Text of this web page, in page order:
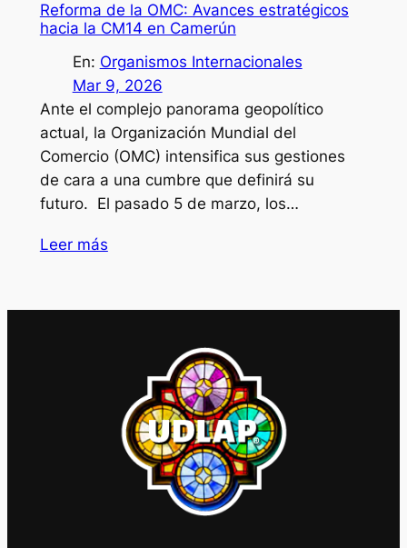
Reforma de la OMC: Avances estratégicos
hacia la CM14 en Camerún
En: Organismos Internacionales
Mar 9, 2026
Ante el complejo panorama geopolítico
actual, la Organización Mundial del
Comercio (OMC) intensifica sus gestiones
de cara a una cumbre que definirá su
futuro. El pasado 5 de marzo, los…
Leer más